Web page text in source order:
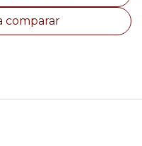
comparar